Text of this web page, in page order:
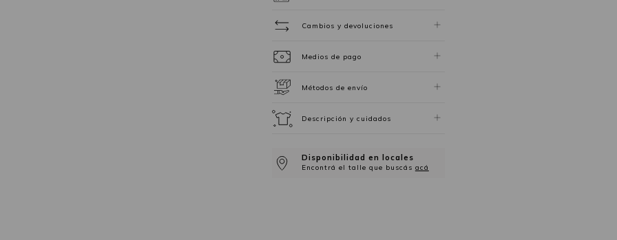
Cambios y devoluciones
Medios de pago
Métodos de envío
Descripción y cuidados
Disponibilidad en locales
Encontrá el talle que buscás acá